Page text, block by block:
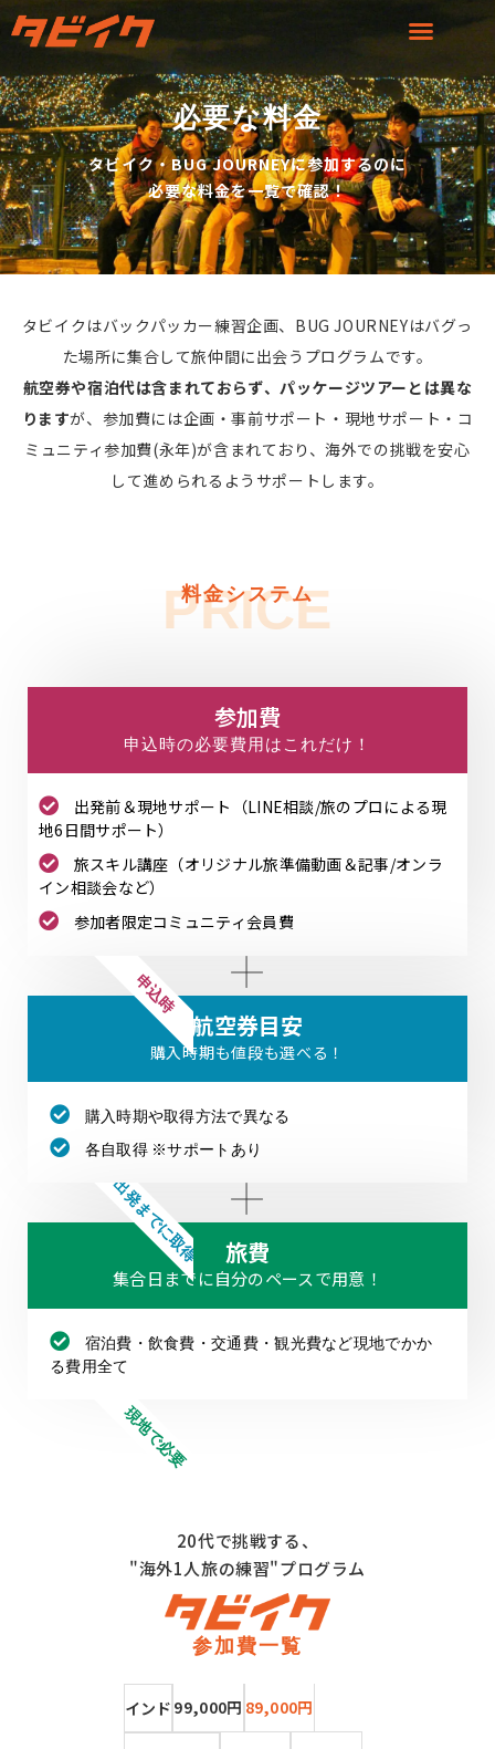
必要な料金
タビイク・BUG JOURNEYに参加するのに
必要な料金を一覧で確認！
タビイクはバックパッカー練習企画、BUG JOURNEYはバグっ
た場所に集合して旅仲間に出会うプログラムです。
航空券や宿泊代は含まれておらず、パッケージツアーとは異な
りますが、参加費には企画・事前サポート・現地サポート・コ
ミュニティ参加費(永年)が含まれており、海外での挑戦を安心
して進められるようサポートします。
料金システム
PRICE
参加費
申込時の必要費用はこれだけ！
出発前＆現地サポート（LINE相談/旅のプロによる現
地6日間サポート）
旅スキル講座（オリジナル旅準備動画＆記事/オンラ
イン相談会など）
参加者限定コミュニティ会員費
申込時
航空券目安
購入時期も値段も選べる！
購入時期や取得方法で異なる
各自取得 ※サポートあり
出発までに取得 旅費
集合日までに自分のペースで用意！
宿泊費・飲食費・交通費・観光費など現地でかか
る費用全て
現地で必要
20代で挑戦する、
"海外1人旅の練習"プログラム
参加費一覧
インド 99,000円 89,000円